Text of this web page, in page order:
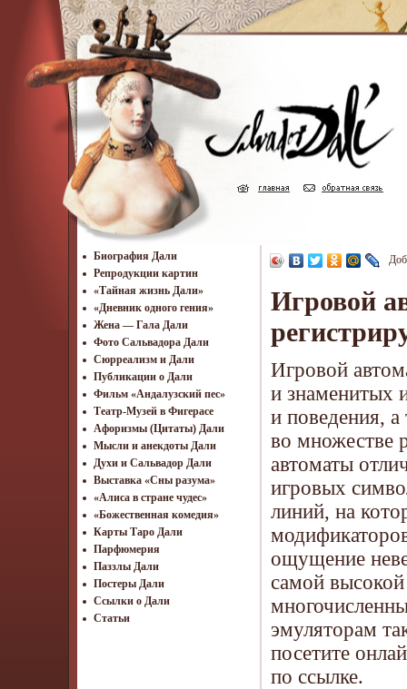
Биография Дали
Репродукции картин
«Тайная жизнь Дали»
«Дневник одного гения»
Жена — Гала Дали
Фото Сальвадора Дали
Cюрреализм и Дали
Публикации о Дали
Фильм «Андалузский пес»
Театр-Музей в Фигерасе
Афоризмы (Цитаты) Дали
Мысли и анекдоты Дали
Духи и Сальвадор Дали
Выставка «Сны разума»
«Алиса в стране чудес»
«Божественная комедия»
Карты Таро Дали
Парфюмерия
Паззлы Дали
Постеры Дали
Ссылки о Дали
Статьи
Игровой
Игровой
и знаменитых
и поведения, а
во множестве
автоматы
игровых
линий, на
ощущение
самой
эмуляторам
посетите
по ссылке.